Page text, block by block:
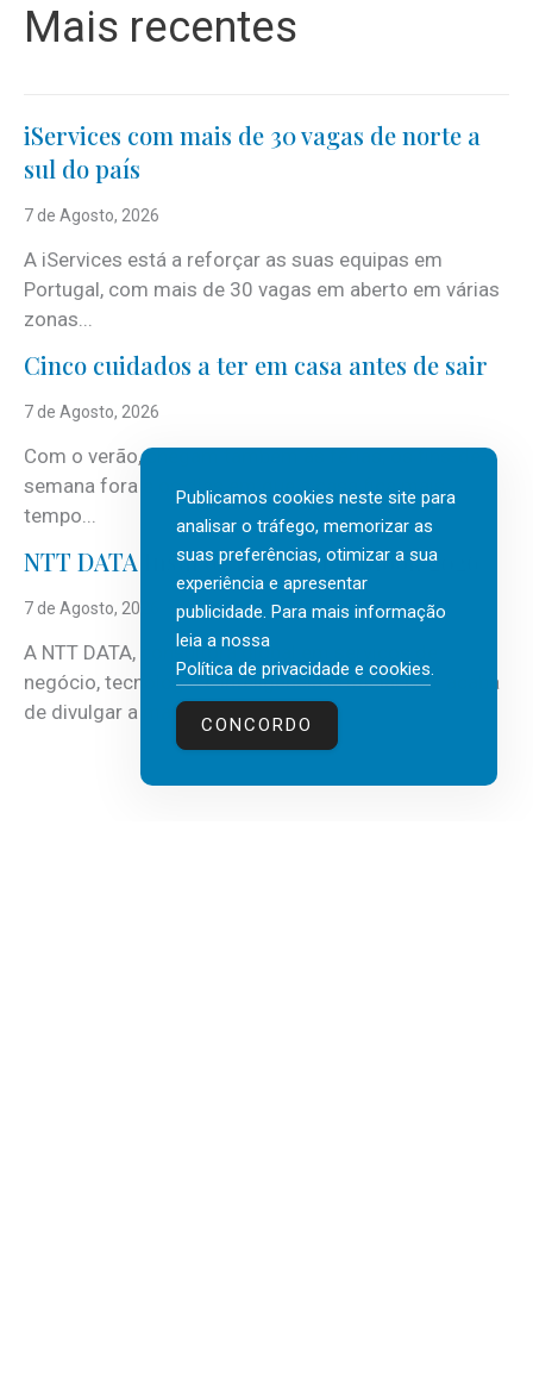
Mais recentes
iServices com mais de 30 vagas de norte a
sul do país
7 de Agosto, 2026
A iServices está a reforçar as suas equipas em
Portugal, com mais de 30 vagas em aberto em várias
zonas...
Cinco cuidados a ter em casa antes de sair
7 de Agosto, 2026
Com o verão, chegam também as férias, os fins-de-
semana fora e os dias em que a casa fica mais
tempo...
NTT DATA Insurtech Global Outlook 2026
7 de Agosto, 2026
A NTT DATA, consultora global em serviços de
negócio, tecnologia e inteligência artificial (IA), acaba
de divulgar a mais recente...
Publicamos cookies neste site para
analisar o tráfego, memorizar as
suas preferências, otimizar a sua
experiência e apresentar
publicidade. Para mais informação
leia a nossa
Política de privacidade e cookies.
CONCORDO